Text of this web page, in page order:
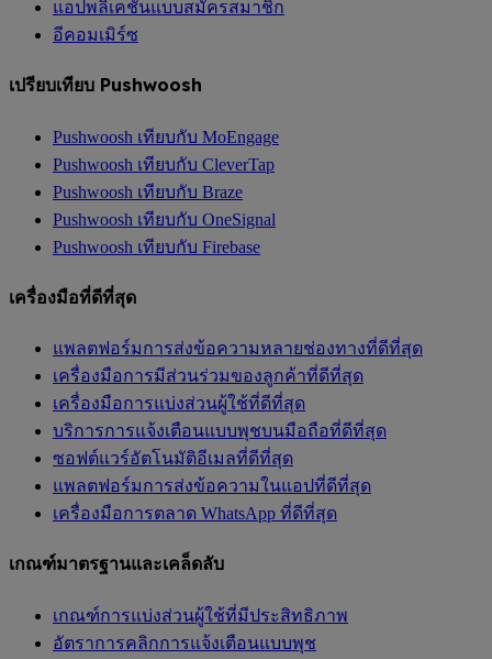
แอปพลิเคชันแบบสมัครสมาชิก
อีคอมเมิร์ซ
เปรียบเทียบ Pushwoosh
Pushwoosh เทียบกับ MoEngage
Pushwoosh เทียบกับ CleverTap
Pushwoosh เทียบกับ Braze
Pushwoosh เทียบกับ OneSignal
Pushwoosh เทียบกับ Firebase
เครื่องมือที่ดีที่สุด
แพลตฟอร์มการส่งข้อความหลายช่องทางที่ดีที่สุด
เครื่องมือการมีส่วนร่วมของลูกค้าที่ดีที่สุด
เครื่องมือการแบ่งส่วนผู้ใช้ที่ดีที่สุด
บริการการแจ้งเตือนแบบพุชบนมือถือที่ดีที่สุด
ซอฟต์แวร์อัตโนมัติอีเมลที่ดีที่สุด
แพลตฟอร์มการส่งข้อความในแอปที่ดีที่สุด
เครื่องมือการตลาด WhatsApp ที่ดีที่สุด
เกณฑ์มาตรฐานและเคล็ดลับ
เกณฑ์การแบ่งส่วนผู้ใช้ที่มีประสิทธิภาพ
อัตราการคลิกการแจ้งเตือนแบบพุช